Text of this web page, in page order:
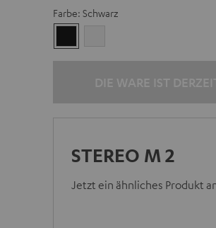
Farbe: Schwarz
STEREO M 2
Jetzt ein ähnliches Produkt